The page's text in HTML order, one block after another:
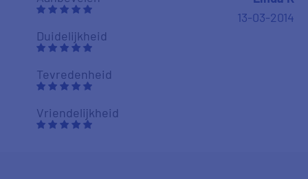
Duidelijkheid
Tevredenheid
Vriendelijkheid
13-03-2014